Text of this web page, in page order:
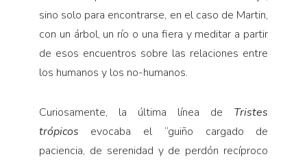
sino solo para encontrarse, en el caso de Martin,
con un árbol, un río o una fiera y meditar a partir
de esos encuentros sobre las relaciones entre
los humanos y los no-humanos.
Curiosamente, la última línea de Tristes
trópicos evocaba el “guiño cargado de
paciencia, de serenidad y de perdón recíproco